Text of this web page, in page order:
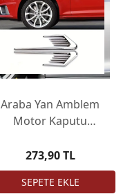
Araba Yan Amblem
Motor Kaputu
Sticker Krom 30cm
273,90 TL